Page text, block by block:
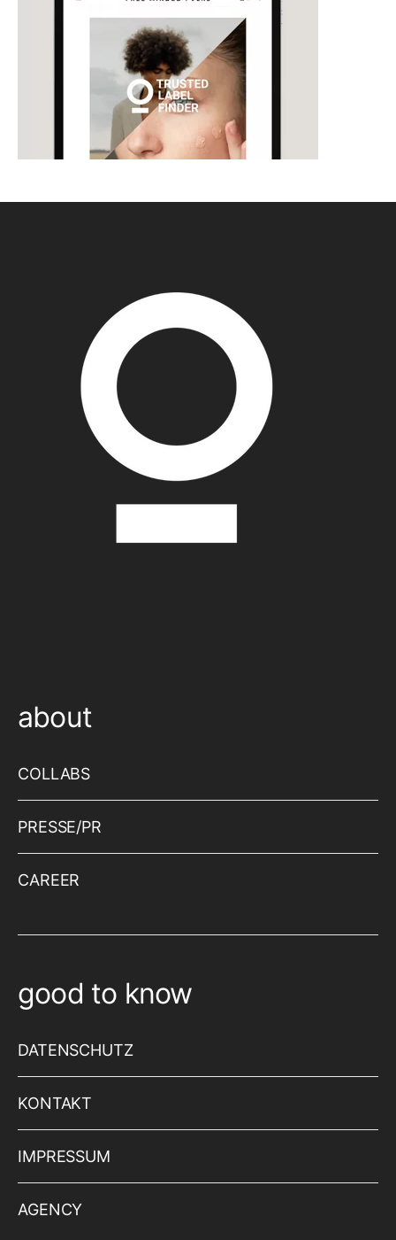
about
COLLABS
PRESSE/PR
CAREER
good to know
DATENSCHUTZ
KONTAKT
IMPRESSUM
AGENCY